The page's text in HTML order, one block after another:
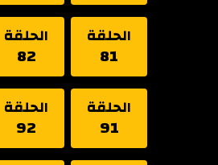
الحلقة
81
الحلقة
82
الحلقة
91
الحلقة
92